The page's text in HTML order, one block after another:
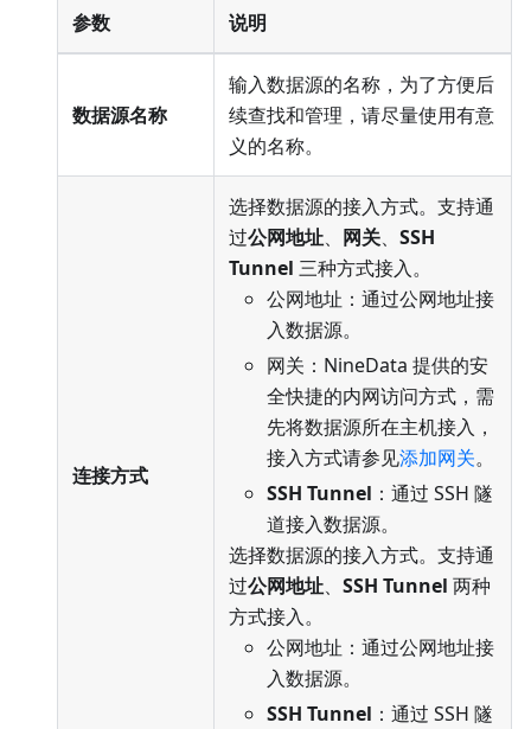
参数 说明
数据源名称
输入数据源的名称，为了方便后
续查找和管理，请尽量使用有意
义的名称。
连接方式
选择数据源的接入方式。支持通
过公网地址、 网关、 SSH
Tunnel 三种方式接入。
公网地址：通过公网地址接
入数据源。
网关：NineData 提供的安
全快捷的内网访问方式，需
先将数据源所在主机接入，
接入方式请参见添加网关。
SSH Tunnel ：通过 SSH 隧
道接入数据源。
选择数据源的接入方式。支持通
过公网地址、 SSH Tunnel 两种
方式接入。
公网地址：通过公网地址接
入数据源。
SSH Tunnel ：通过 SSH 隧